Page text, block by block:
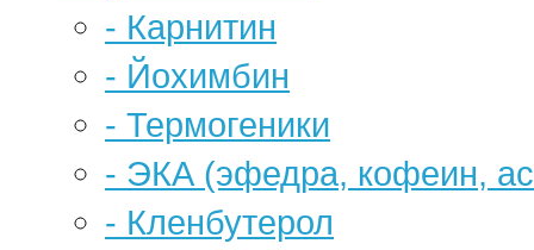
- Карнитин
- Йохимбин
- Термогеники
- ЭКА (эфедра, кофеин,
- Кленбутерол